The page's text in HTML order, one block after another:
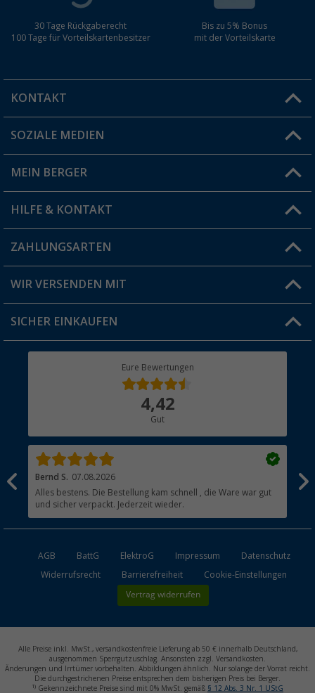
30 Tage Rückgaberecht
100 Tage für Vorteilskartenbesitzer
Bis zu 5% Bonus
mit der Vorteilskarte
KONTAKT
Du hast eine Frage?
Filiale finden
SOZIALE MEDIEN
MEIN BERGER
Vorteilskarte
Blog
Jobs & Karriere
HILFE & KONTAKT
FAQ & Kontakt
Versandinformationen
Rücksendung
ZAHLUNGSARTEN
WIR VERSENDEN MIT
SICHER EINKAUFEN
Eure Bewertungen
4,42
Gut
Bernd S. 07.08.2026
Alles bestens. Die Bestellung kam schnell , die Ware war gut
und sicher verpackt. Jederzeit wieder.
AGB BattG ElektroG Impressum
Datenschutz
Widerrufsrecht
Barrierefreiheit Cookie-Einstellungen
Vertrag widerrufen
Alle Preise inkl. MwSt., versandkostenfreie Lieferung ab 50 € innerhalb Deutschland,
ausgenommen Sperrgutzuschlag. Ansonsten zzgl. Versandkosten.
Änderungen und Irrtümer vorbehalten. Abbildungen ähnlich. Nur solange der Vorrat reicht.
Die durchgestrichenen Preise entsprechen dem bisherigen Preis bei Berger.
1) Gekennzeichnete Preise sind mit 0% MwSt. gemäß § 12 Abs. 3 Nr. 1 UStG